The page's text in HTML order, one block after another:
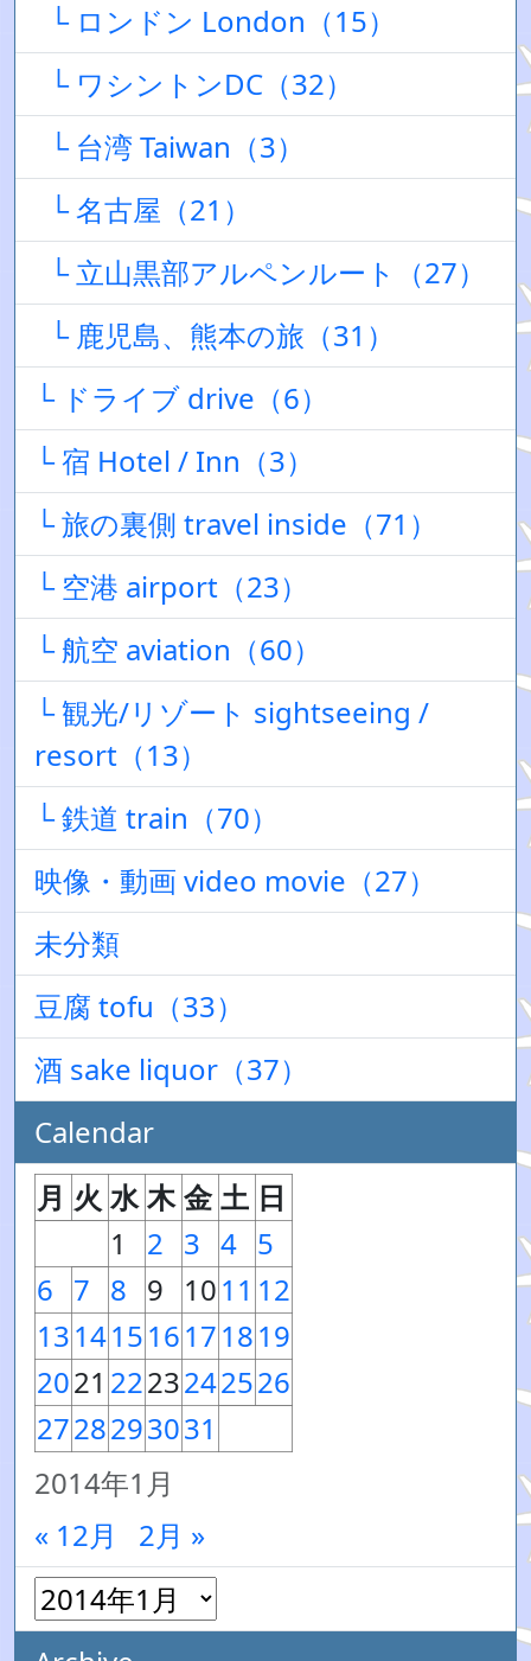
└ ロンドン London（15）
└ ワシントンDC（32）
└ 台湾 Taiwan（3）
└ 名古屋（21）
└ 立山黒部アルペンルート（27）
└ 鹿児島、熊本の旅（31）
└ ドライブ drive（6）
└ 宿 Hotel / Inn（3）
└ 旅の裏側 travel inside（71）
└ 空港 airport（23）
└ 航空 aviation（60）
└ 観光/リゾート sightseeing /
resort（13）
└ 鉄道 train（70）
映像・動画 video movie（27）
未分類
豆腐 tofu（33）
酒 sake liquor（37）
Calendar
2014年1月
月 火 水 木 金 土 日
1
2 3 4 5
6 7 8 9 1011 12
13141516171819
2021 2223242526
2728293031
« 12月 2月 »